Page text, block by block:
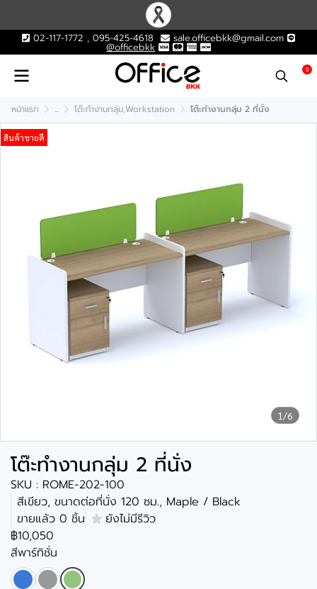
02-117-1772 , 095-425-4618 sale.officebkk@gmail.com
@officebkk
0
หน้าแรก ... โต๊ะทำงานกลุ่ม,Workstation โต๊ะทำงานกลุ่ม 2 ที่นั่ง
1/6
สินค้าขายดี
โต๊ะทำงานกลุ่ม 2 ที่นั่ง
SKU : ROME-202-100
สีเขียว, ขนาดต่อที่นั่ง 120 ซม., Maple / Black
ขายแล้ว 0 ชิ้น
ยังไม่มีรีวิว
฿10,050
สีพาร์ทิชั่น